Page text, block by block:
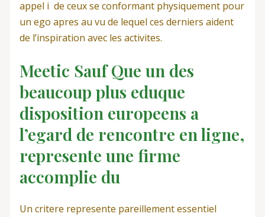
appel i de ceux se conformant physiquement pour
un ego apres au vu de lequel ces derniers aident
de l’inspiration avec les activites.
Meetic Sauf Que un des
beaucoup plus eduque
disposition europeens a
l’egard de rencontre en ligne,
represente une firme
accomplie du
Un critere represente pareillement essentiel